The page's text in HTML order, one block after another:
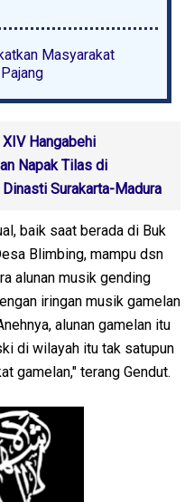
Masyarakat
Hangabehi
Napak Tilas di
Surakarta-Madura
baik saat berada di Buk
Blimbing, mampu dsn
alunan musik gending
iringan musik gamelan
alunan gamelan itu
di wilayah itu tak satupun
gamelan," terang Gendut.